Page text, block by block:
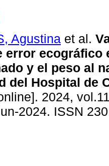
Agustina et al.
error ecográfico
y el peso al
del Hospital de
2024,
2024. ISSN